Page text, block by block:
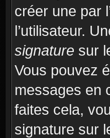
créer une par
l’utilisateur.
signature sur
Vous pouvez
messages en
faites cela,
signature sur